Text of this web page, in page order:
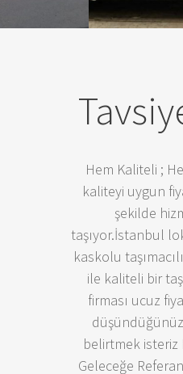
Hem Kaliteli ;
kaliteyi uygun
şekilde
taşıyor.İstanbul
kaskolu
ile kaliteli bir
firması ucuz
belirtmek isteriz
Geleceğe